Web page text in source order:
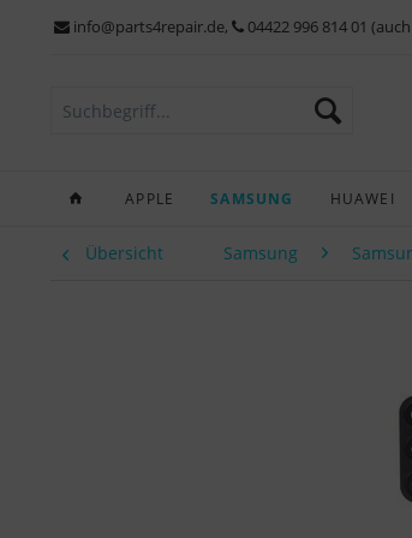
info@parts4repair.de, 04422 996 814 01
APPLE SAMSUNG HUAWEI
Übersicht Samsung